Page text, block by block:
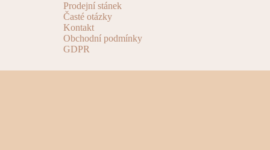
Prodejní stánek
Časté otázky
Kontakt
Obchodní podmínky
GDPR